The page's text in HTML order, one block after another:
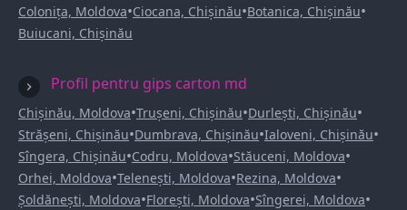
Colonița, Moldova•Ciocana, Chișinău•Botanica, Chișinău•
Buiucani, Chișinău
Profil pentru gips carton md
Chișinău, Moldova•Trușeni, Chișinău•Durlești, Chișinău•
Strășeni, Chișinău•Dumbrava, Chișinău•Ialoveni, Chișinău•
Sîngera, Chișinău•Codru, Moldova•Stăuceni, Moldova•
Orhei, Moldova•Telenești, Moldova•Rezina, Moldova•
Șoldănești, Moldova•Florești, Moldova•Sîngerei, Moldova•